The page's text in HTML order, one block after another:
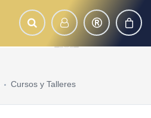
Cursos y Talleres